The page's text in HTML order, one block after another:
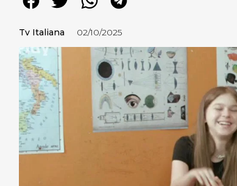
Tv Italiana 02/10/2025